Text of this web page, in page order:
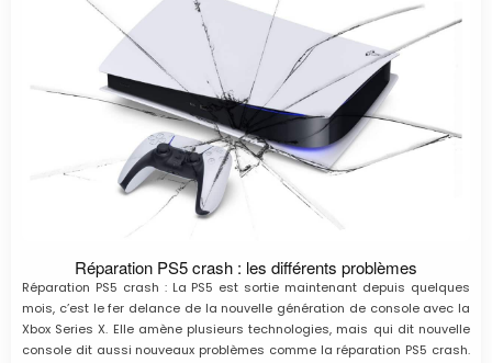
Réparation PS5 crash : les différents problèmes
Réparation PS5 crash : La PS5 est sortie maintenant depuis quelques
mois, c’est le fer delance de la nouvelle génération de console avec la
Xbox Series X. Elle amène plusieurs technologies, mais qui dit nouvelle
console dit aussi nouveaux problèmes comme la réparation PS5 crash.